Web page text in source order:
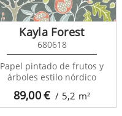
89,00€ / 5,2 m²
Kayla Forest
680618
Papel pintado de frutos y
árboles estilo nórdico